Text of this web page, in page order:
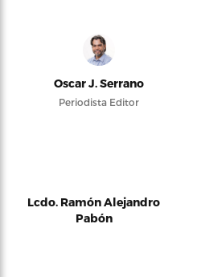
Oscar J. Serrano
Periodista Editor
Lcdo. Ramón Alejandro
Pabón